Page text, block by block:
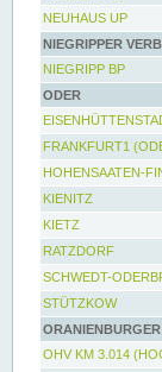
NEUHAUS UP
NIEGRIPPER
NIEGRIPP BP
ODER
FRANKFURT1
HOHENSAATEN-
KIENITZ
KIETZ
RATZDORF
SCHWEDT-
STÜTZKOW
OHV KM 3.014